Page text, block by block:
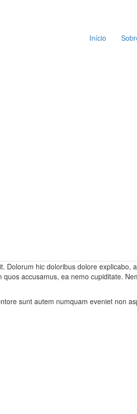
Início
Dolorum hic doloribus dolore
accusamus, ea nemo cupiditate.
sunt autem numquam eveniet non